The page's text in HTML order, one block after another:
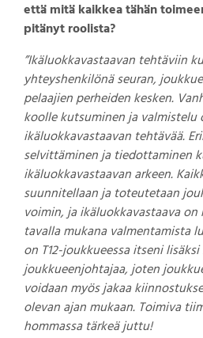
että mitä kaikkea tähän
pitänyt roolista?
”Ikäluokkavastaavan tehtäviin
yhteyshenkilönä seuran,
pelaajien perheiden kesken.
koolle kutsuminen ja valmistelu
ikäluokkavastaavan tehtävää.
selvittäminen ja tiedottaminen
ikäluokkavastaavan arkeen.
suunnitellaan ja toteutetaan
voimin, ja ikäluokkavastaava
tavalla mukana valmentamista
on T12-joukkueessa itseni
joukkueenjohtajaa, joten
voidaan myös jakaa
olevan ajan mukaan. Toimiva
hommassa tärkeä juttu!